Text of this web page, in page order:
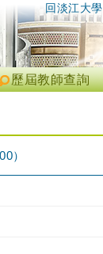
回淡江大學
歷屆教師查詢
）